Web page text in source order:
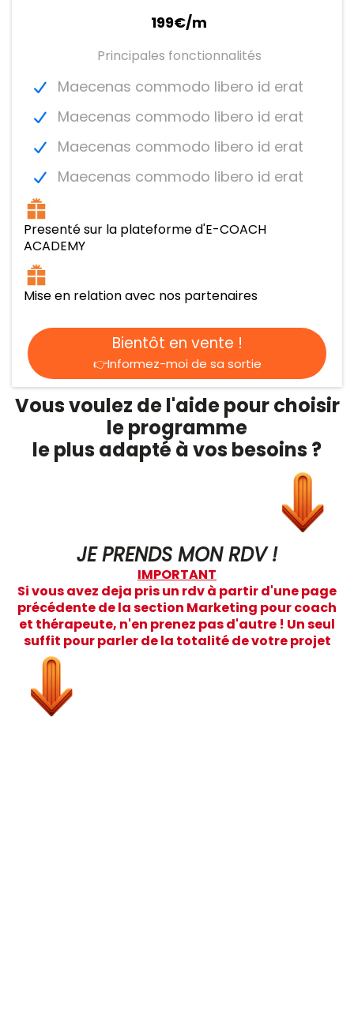
199€/m
Principales fonctionnalités
Maecenas commodo libero id erat
Maecenas commodo libero id erat
Maecenas commodo libero id erat
Maecenas commodo libero id erat
Presenté sur la plateforme d'E-COACH
ACADEMY
Mise en relation avec nos partenaires
Bientôt en vente !
👉Informez-moi de sa sortie
Vous voulez de l'aide pour choisir
le programme
le plus adapté à vos besoins ?
JE PRENDS MON RDV !
IMPORTANT
Si vous avez deja pris un rdv à partir d'une page
précédente de la section Marketing pour coach
et thérapeute, n'en prenez pas d'autre ! Un seul
suffit pour parler de la totalité de votre projet